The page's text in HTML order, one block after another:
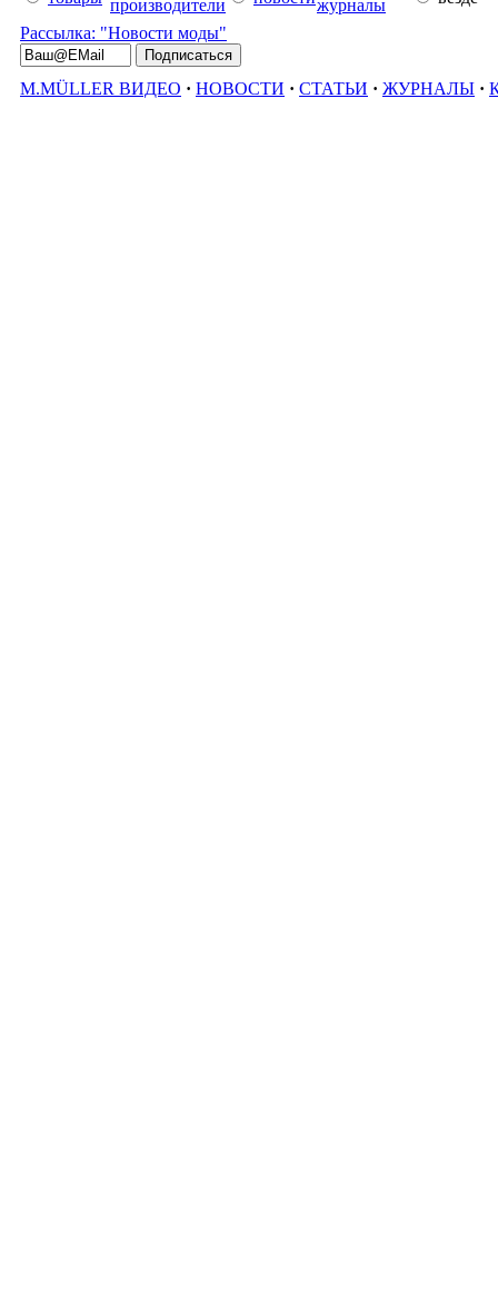
производители журналы
Рассылка: "Новости моды"
M.MÜLLER ВИДЕО · НОВОСТИ · СТАТЬИ · ЖУРНАЛЫ ·